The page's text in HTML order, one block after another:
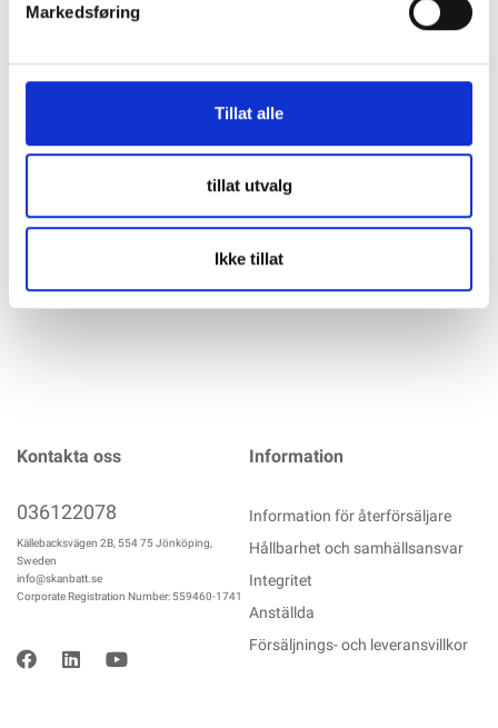
Markedsføring
Tillat alle
tillat utvalg
Ikke tillat
Specifikation
VICTRON Phoenix Inverter 24V 375VA Ren Sinus Inverter av
sinusvåg av bästa kvalitet och kan användas till all 230 V-
utrustning. Kan levereras med Bluetooth (kräver BT-dongel).
mer info
Kontakta oss
036122078
Källebacksvägen 2B, 554 75 Jönköping,
Sweden
info@skanbatt.se
Corporate Registration Number: 559460-1741
Information
Information för återförsäljare
Hållbarhet och samhällsansvar
Integritet
Anställda
Försäljnings- och leveransvillkor